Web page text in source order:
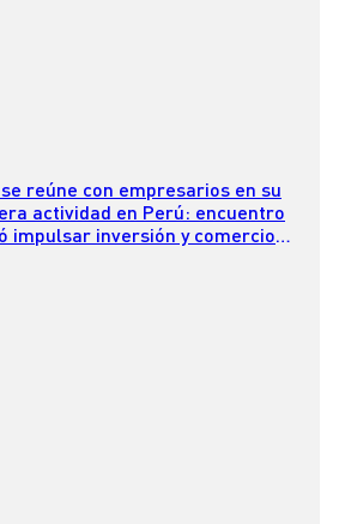
reúne con empresarios en su
actividad en Perú: encuentro
impulsar inversión y comercio